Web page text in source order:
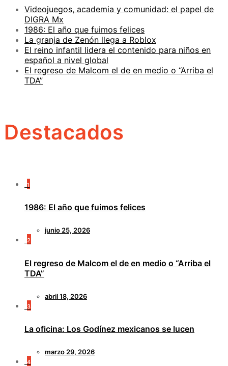
Videojuegos, academia y comunidad: el papel de
DIGRA Mx
1986: El año que fuimos felices
La granja de Zenón llega a Roblox
El reino infantil lidera el contenido para niños en
español a nivel global
El regreso de Malcom el de en medio o “Arriba el
TDA”
Destacados
1
1986: El año que fuimos felices
junio 25, 2026
2
El regreso de Malcom el de en medio o “Arriba el
TDA”
abril 18, 2026
3
La oficina: Los Godínez mexicanos se lucen
marzo 29, 2026
4